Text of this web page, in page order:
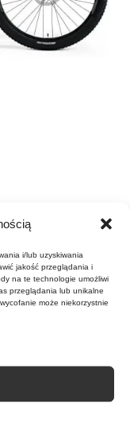
i/lub uzyskiwania
jakość przeglądania i
na te technologie umożliwi
przeglądania lub unikalne
może niekorzystnie